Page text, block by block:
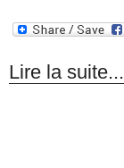
Lire la suite...